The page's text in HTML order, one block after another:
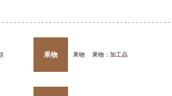
果物 果物 果物：加工品